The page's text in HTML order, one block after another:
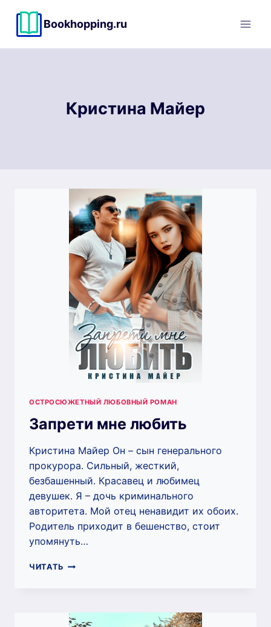
содержимому
Bookhopping.ru
Кристина Майер
ОСТРОСЮЖЕТНЫЙ ЛЮБОВНЫЙ РОМАН
Запрети мне любить
Кристина Майер Он – сын генерального
прокурора. Сильный, жесткий,
безбашенный. Красавец и любимец
девушек. Я – дочь криминального
авторитета. Мой отец ненавидит их обоих.
Родитель приходит в бешенство, стоит
упомянуть…
ЧИТАТЬ ЗАПРЕТИ